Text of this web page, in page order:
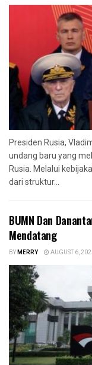
Presiden Rusia,
undang baru yang
Rusia. Melalui
dari struktur...
BUMN Dan
Mendatang
BYMERRY AUGUST 6,